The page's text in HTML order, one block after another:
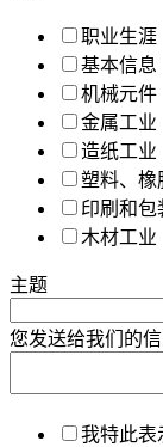
职业生涯
基本信息
机械元件
金属工业
造纸工业
塑料、橡
印刷和包
木材工业
主题
您发送给我们的
我特此表